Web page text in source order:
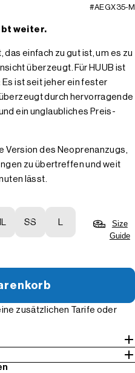
#AEGX35-M
weiter.
einfach zu gut ist, um es zu
überzeugt. Für HUUB ist
ist seit jeher ein fester
durch hervorragende
ein unglaubliches Preis-
Version des Neoprenanzugs,
zu übertreffen und weit
lässt.
SS
Size
Guide
zusätzlichen Tarife oder